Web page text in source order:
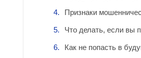
Признаки
Что делать, если вы
Как не попасть в